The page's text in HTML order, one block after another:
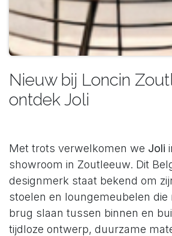
Nieuw bij Loncin
ontdek Joli
Met trots verwelkomen we Joli
showroom in Zoutleeuw. Dit
designmerk staat bekend om
stoelen en loungemeubelen die
brug slaan tussen binnen en
tijdloze ontwerp, duurzame